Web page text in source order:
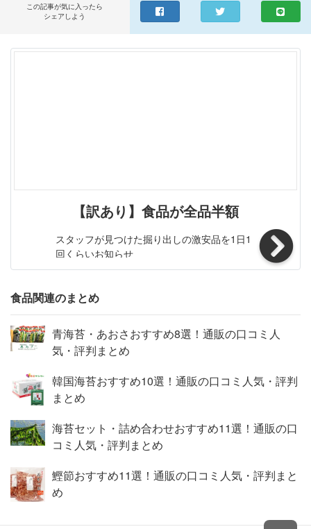
この記事が気に入ったら
シェアしよう
【訳あり】食品が全品半額
スタッフが見つけた掘り出しの激安品を1日1
回くらいお知らせ
食品関連のまとめ
青海苔・あおさおすすめ8選！通販の口コミ人
気・評判まとめ
韓国海苔おすすめ10選！通販の口コミ人気・評判
まとめ
海苔セット・詰め合わせおすすめ11選！通販の口
コミ人気・評判まとめ
鰹節おすすめ11選！通販の口コミ人気・評判まと
め